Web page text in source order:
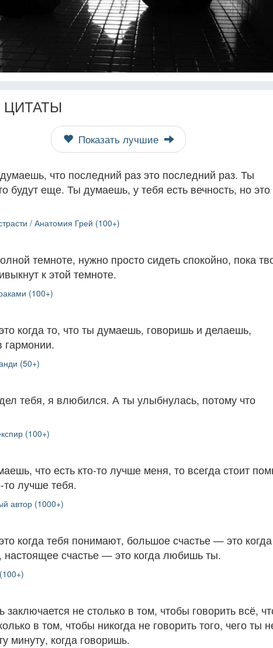
Показать лучшие
что последний раз это последний раз. Ты
будут еще. Ты думаешь, у тебя есть вечность, но это
/ Анатомия Грей (100+)
темноте, нужно просто сидеть спокойно, пока
к этой темноте.
(100+)
когда то, что ты думаешь, говоришь и делаешь,
гармонии.
(50+)
тебя, я влюбился. А ты улыбнулась, потому что
(100+)
что есть кто-то лучше меня, то всегда стоит
то лучше тебя.
автор (1000+)
когда тебя понимают, большое счастье — это когда
настоящее счастье — это когда любишь ты.
заключается не столько в том, чтобы говорить всё,
в том, чтобы никогда не говорить того, чего ты
минуту, когда говоришь.